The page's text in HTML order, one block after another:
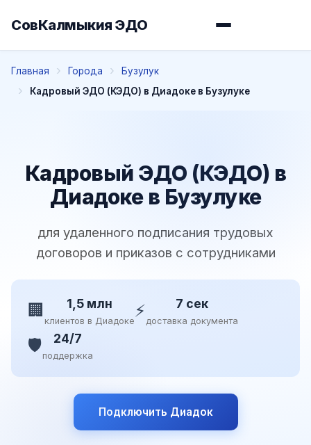
СовКалмыкия ЭДО
Главная Города
Бузулук
Кадровый ЭДО (КЭДО) в Диадоке в Бузулуке
Кадровый ЭДО (КЭДО) в
Диадоке в Бузулуке
для удаленного подписания трудовых
договоров и приказов с сотрудниками
🏢 1,5 млн
клиентов в Диадоке⚡ 7 сек
доставка документа
🛡️ 24/7
поддержка
Подключить Диадок